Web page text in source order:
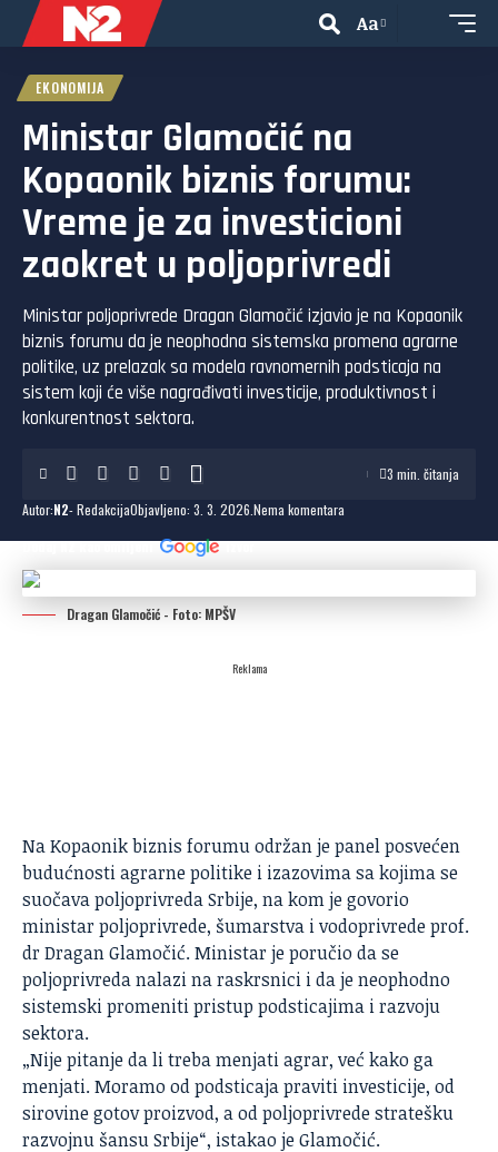
Aa
EKONOMIJA
Ministar Glamočić na
Kopaonik biznis forumu:
Vreme je za investicioni
zaokret u poljoprivredi
Ministar poljoprivrede Dragan Glamočić izjavio je na Kopaonik
biznis forumu da je neophodna sistemska promena agrarne
politike, uz prelazak sa modela ravnomernih podsticaja na
sistem koji će više nagrađivati investicije, produktivnost i
konkurentnost sektora.
Autor:N2- RedakcijaObjavljeno: 3. 3. 2026. Nema komentara
3 min. čitanja
Dodaj N2 kao omiljeni izvor
Dragan Glamočić - Foto: MPŠV
Reklama
Na Kopaonik biznis forumu održan je panel posvećen
budućnosti agrarne politike i izazovima sa kojima se
suočava poljoprivreda Srbije, na kom je govorio
ministar poljoprivrede, šumarstva i vodoprivrede prof.
dr Dragan Glamočić. Ministar je poručio da se
poljoprivredanalazi na raskrsnici i da je neophodno
sistemski promeniti pristup podsticajima i razvoju
sektora.
„Nije pitanje da li treba menjati agrar, već kako ga
menjati. Moramo od podsticaja praviti investicije, od
sirovine gotov proizvod, a od poljoprivrede stratešku
razvojnu šansu Srbije“, istakao je Glamočić.